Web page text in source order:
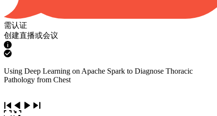
需认证
创建直播或会议
Using Deep Learning on Apache Spark to Diagnose Thoracic
Pathology from Chest